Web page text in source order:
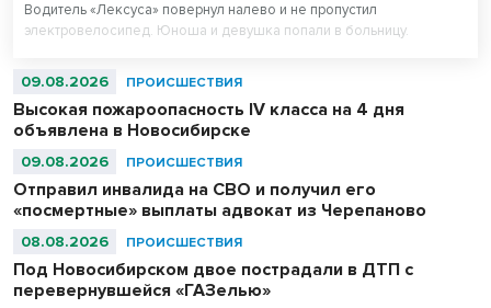
Водитель «Лексуса» повернул налево и не пропустил
электровелосипед. Юноша и девушка попали в больницу.
09.08.2026 ПРОИСШЕСТВИЯ
Высокая пожароопасность IV класса на 4 дня
объявлена в Новосибирске
09.08.2026 ПРОИСШЕСТВИЯ
Отправил инвалида на СВО и получил его
«посмертные» выплаты адвокат из Черепаново
08.08.2026 ПРОИСШЕСТВИЯ
Под Новосибирском двое пострадали в ДТП с
перевернувшейся «ГАЗелью»